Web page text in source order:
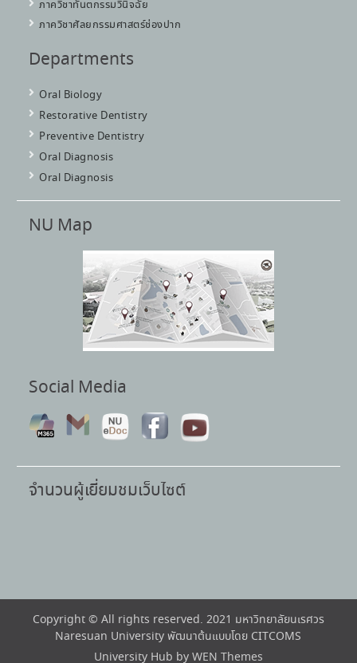
ภาควิชาทันตกรรมวินิจฉัย
ภาควิชาศัลยกรรมศาสตร์ช่องปาก
Departments
Oral Biology
Restorative Dentistry
Preventive Dentistry
Oral Diagnosis
Oral Diagnosis
NU Map
Social Media
จำนวนผู้เยี่ยมชมเว็บไซต์
Copyright © All rights reserved. 2021 มหาวิทยาลัยนเรศวร
Naresuan University พัฒนาต้นแบบโดย CITCOMS
University Hub by WEN Themes